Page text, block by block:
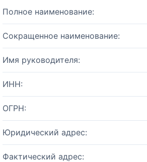
Полное наименование:
Сокращенное наименование:
Имя руководителя:
ИНН:
ОГРН:
Юридический адрес:
Фактический адрес: